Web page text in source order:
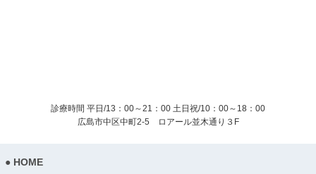
診療時間 平日/13：00～21：00 土日祝/10：00～18：00
広島市中区中町2-5 ロアール並木通り３F
HOME